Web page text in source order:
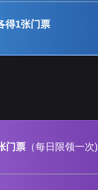
得1张门票
门票 （每日限领一次)